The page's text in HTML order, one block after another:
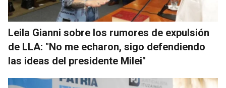
Leila Gianni sobre los rumores de expulsión
de LLA: "No me echaron, sigo defendiendo
las ideas del presidente Milei"